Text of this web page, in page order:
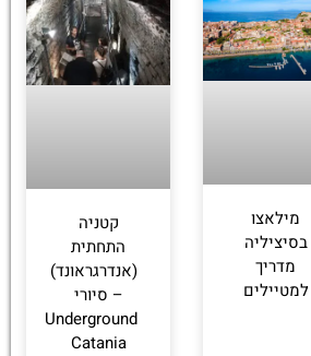
מילאצו
בסיציליה
מדריך
למטיילים
קטניה
התחתית
(אנדרגראונד)
– סיורי
Underground
Catania